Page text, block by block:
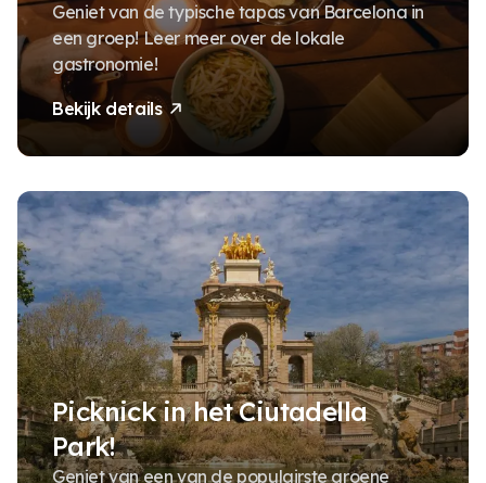
Geniet van de typische tapas van Barcelona in
een groep! Leer meer over de lokale
gastronomie!
Bekijk details
Picknick in het Ciutadella
Park!
Geniet van een van de populairste groene